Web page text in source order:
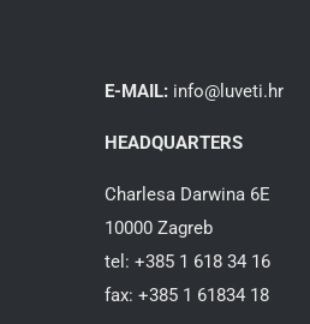
E-MAIL: info@luveti.hr
HEADQUARTERS
Charlesa Darwina 6E
10000 Zagreb
tel: +385 1 618 34 16
fax: +385 1 61834 18